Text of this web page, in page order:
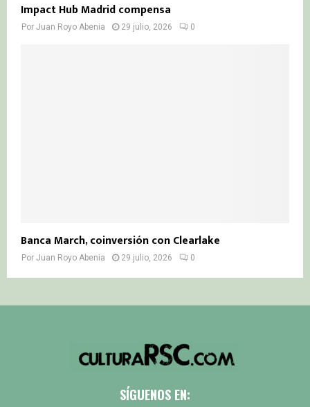
Impact Hub Madrid compensa
Por Juan Royo Abenia 29 julio, 2026 0
Banca March, coinversión con Clearlake
Por Juan Royo Abenia 29 julio, 2026 0
SÍGUENOS EN: